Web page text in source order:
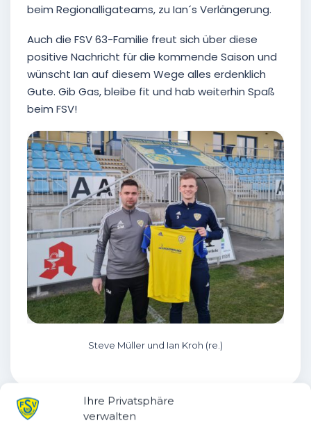
Ihre Privatsphäre
verwalten
beim Regionalligateams, zu Ian´s Verlängerung.
Auch die FSV 63-Familie freut sich über diese
positive Nachricht für die kommende Saison und
wünscht Ian auf diesem Wege alles erdenklich
Gute. Gib Gas, bleibe fit und hab weiterhin Spaß
beim FSV!
Steve Müller und Ian Kroh (re.)